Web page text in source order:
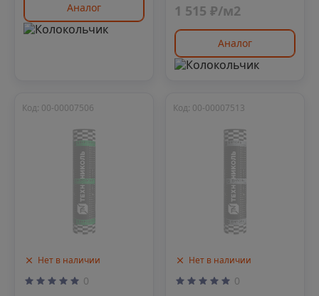
Аналог 1 515 ₽/м2
Аналог
Нет в наличии
Код: 00-00007506
0
Нет в наличии
Код: 00-00007513
0